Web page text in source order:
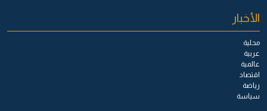
الأخبار
محلية
عربية
عالمية
اقتصاد
رياضة
سياسة